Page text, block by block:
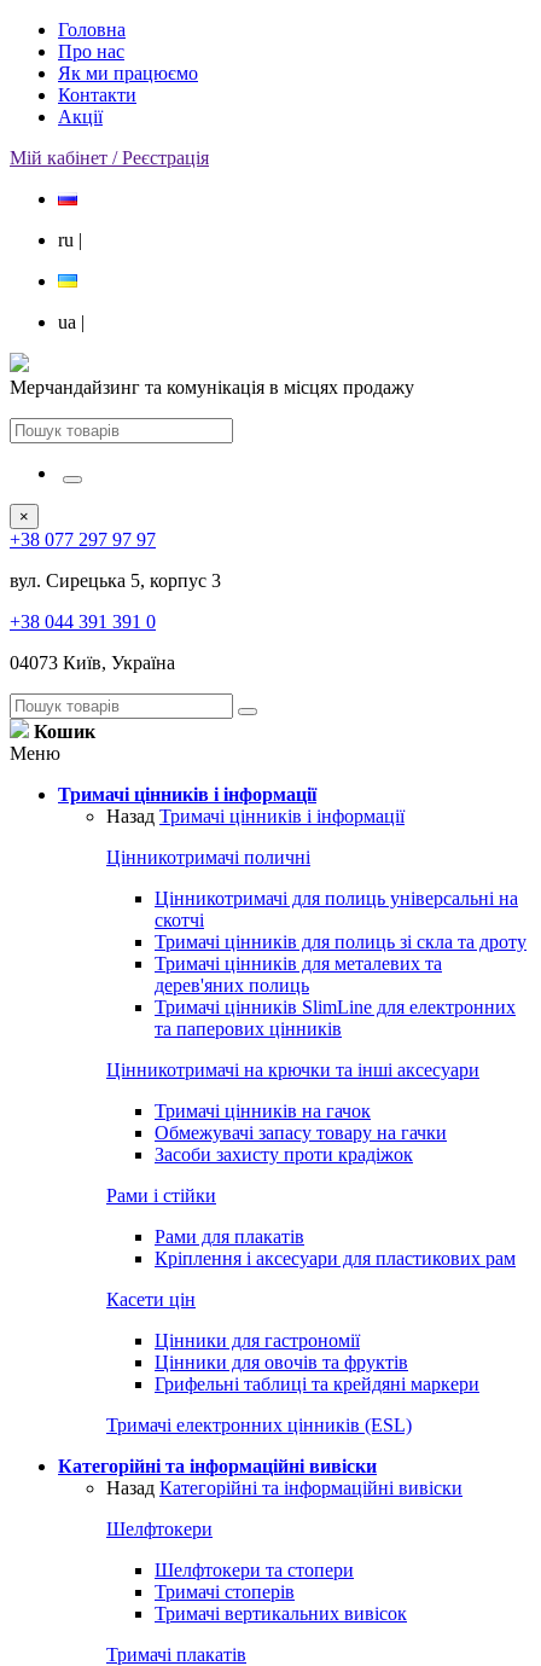
Головна
Про нас
Як ми працюємо
Контакти
Акції
Мій кабінет / Реєстрація
ru |
ua |
Мерчандайзинг та комунікація в місцях продажу
×
+38 077 297 97 97
вул. Сирецька 5, корпус 3
+38 044 391 391 0
04073 Київ, Україна
Кошик
Меню
Тримачі цінників і інформації
Назад Тримачі цінників і інформації
Цінникотримачі поличні
Цінникотримачі для полиць універсальні на
скотчі
Тримачі цінників для полиць зі скла та дроту
Тримачі цінників для металевих та
дерев'яних полиць
Тримачі цінників SlimLine для електронних
та паперових цінників
Цінникотримачі на крючки та інші аксесуари
Тримачі цінників на гачок
Обмежувачі запасу товару на гачки
Засоби захисту проти крадіжок
Рами і стійки
Рами для плакатів
Кріплення і аксесуари для пластикових рам
Касети цін
Цінники для гастрономії
Цінники для овочів та фруктів
Грифельні таблиці та крейдяні маркери
Тримачі електронних цінників (ESL)
Категорійні та інформаційні вивіски
Назад Категорійні та інформаційні вивіски
Шелфтокери
Шелфтокери та стопери
Тримачі стоперів
Тримачі вертикальних вивісок
Тримачі плакатів